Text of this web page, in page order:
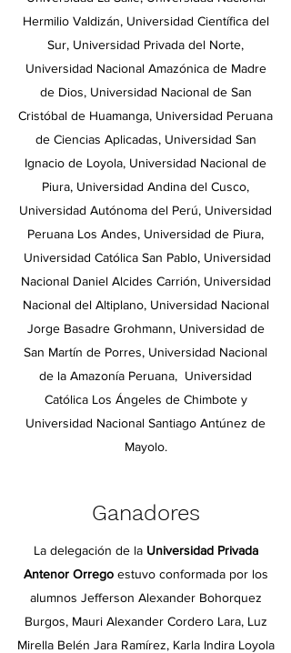
Hermilio Valdizán, Universidad Científica del
Sur, Universidad Privada del Norte,
Universidad Nacional Amazónica de Madre
de Dios, Universidad Nacional de San
Cristóbal de Huamanga, Universidad Peruana
de Ciencias Aplicadas, Universidad San
Ignacio de Loyola, Universidad Nacional de
Piura, Universidad Andina del Cusco,
Universidad Autónoma del Perú, Universidad
Peruana Los Andes, Universidad de Piura,
Universidad Católica San Pablo, Universidad
Nacional Daniel Alcides Carrión, Universidad
Nacional del Altiplano, Universidad Nacional
Jorge Basadre Grohmann, Universidad de
San Martín de Porres, Universidad Nacional
de la Amazonía Peruana, Universidad
Católica Los Ángeles de Chimbote y
Universidad Nacional Santiago Antúnez de
Mayolo.
Ganadores
La delegación de la Universidad Privada
Antenor Orrego estuvo conformada por los
alumnos Jefferson Alexander Bohorquez
Burgos, Mauri Alexander Cordero Lara, Luz
Mirella Belén Jara Ramírez, Karla Indira Loyola